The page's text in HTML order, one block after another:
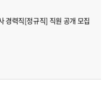
경력직[정규직] 직원 공개 모집